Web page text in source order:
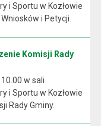
i Sportu w Kozłowie
i Petycji.
Komisji Rady
w sali
i Sportu w Kozłowie
Rady Gminy.